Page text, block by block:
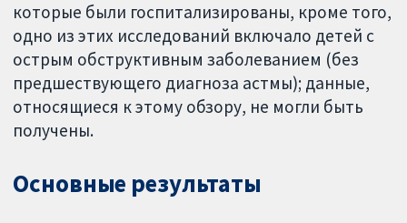
которые были госпитализированы, кроме того,
одно из этих исследований включало детей с
острым обструктивным заболеванием (без
предшествующего диагноза астмы); данные,
относящиеся к этому обзору, не могли быть
получены.
Основные результаты